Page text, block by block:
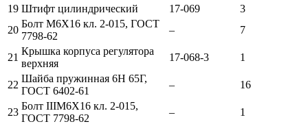
19 Штифт цилиндрический 17-069
3
20
Болт М6Х16 кл. 2-015, ГОСТ
7798-62
– 7
21
Крышка корпуса регулятора
верхняя
17-068-3 1
22
Шайба пружинная 6Н 65Г,
ГОСТ 6402-61
– 16
23
Болт IIIМ6Х16 кл. 2-015,
ГОСТ 7798-62
–
1